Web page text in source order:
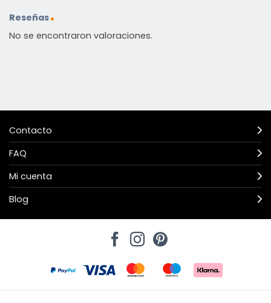
Reseñas
No se encontraron valoraciones.
Contacto
FAQ
Mi cuenta
Blog